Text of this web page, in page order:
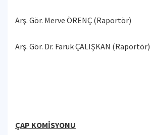
Arş. Gör. Merve ÖRENÇ (Raportör)
Arş. Gör. Dr. Faruk ÇALIŞKAN (Raportör)
ÇAP KOMİSYONU